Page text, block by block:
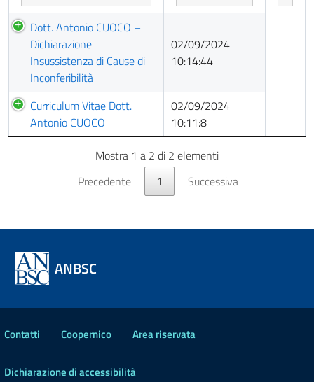
Titolo
pubblicazione
Dott. Antonio CUOCO –
Dichiarazione
Insussistenza di Cause di
Inconferibilità
02/09/2024
10:14:44
Curriculum Vitae Dott.
Antonio CUOCO
02/09/2024
10:11:8
Mostra 1 a 2 di 2 elementi
Precedente
1 Successiva
ANBSC
Contatti Coopernico Area riservata
Dichiarazione di accessibilità